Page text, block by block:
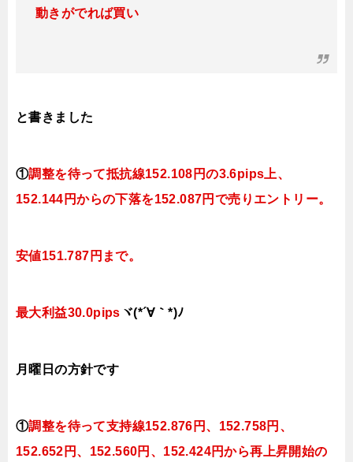
動きがでれば買い
と書きました
①調整を待って抵抗線152.108 円の3.6pips上、
152.144円からの下落を152.087円で売りエントリー。
安値151.787円まで。
最大利益30.0pips ヾ(*´∀｀*)ﾉ
月曜日の方針です
①調整を待って支持線152.876 円、152.758円 、
152.652円、152.560円、152.424円から再上昇開始の